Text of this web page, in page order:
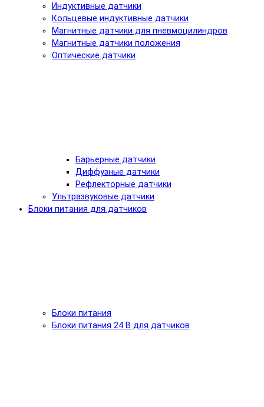
Индуктивные датчики
Кольцевые индуктивные датчики
Магнитные датчики для пневмоцилиндров
Магнитные датчики положения
Оптические датчики
Барьерные датчики
Диффузные датчики
Рефлекторные датчики
Ультразвуковые датчики
Блоки питания для датчиков
Блоки питания
Блоки питания 24 В для датчиков